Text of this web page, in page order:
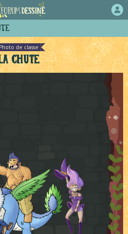
Photo de classe
chute